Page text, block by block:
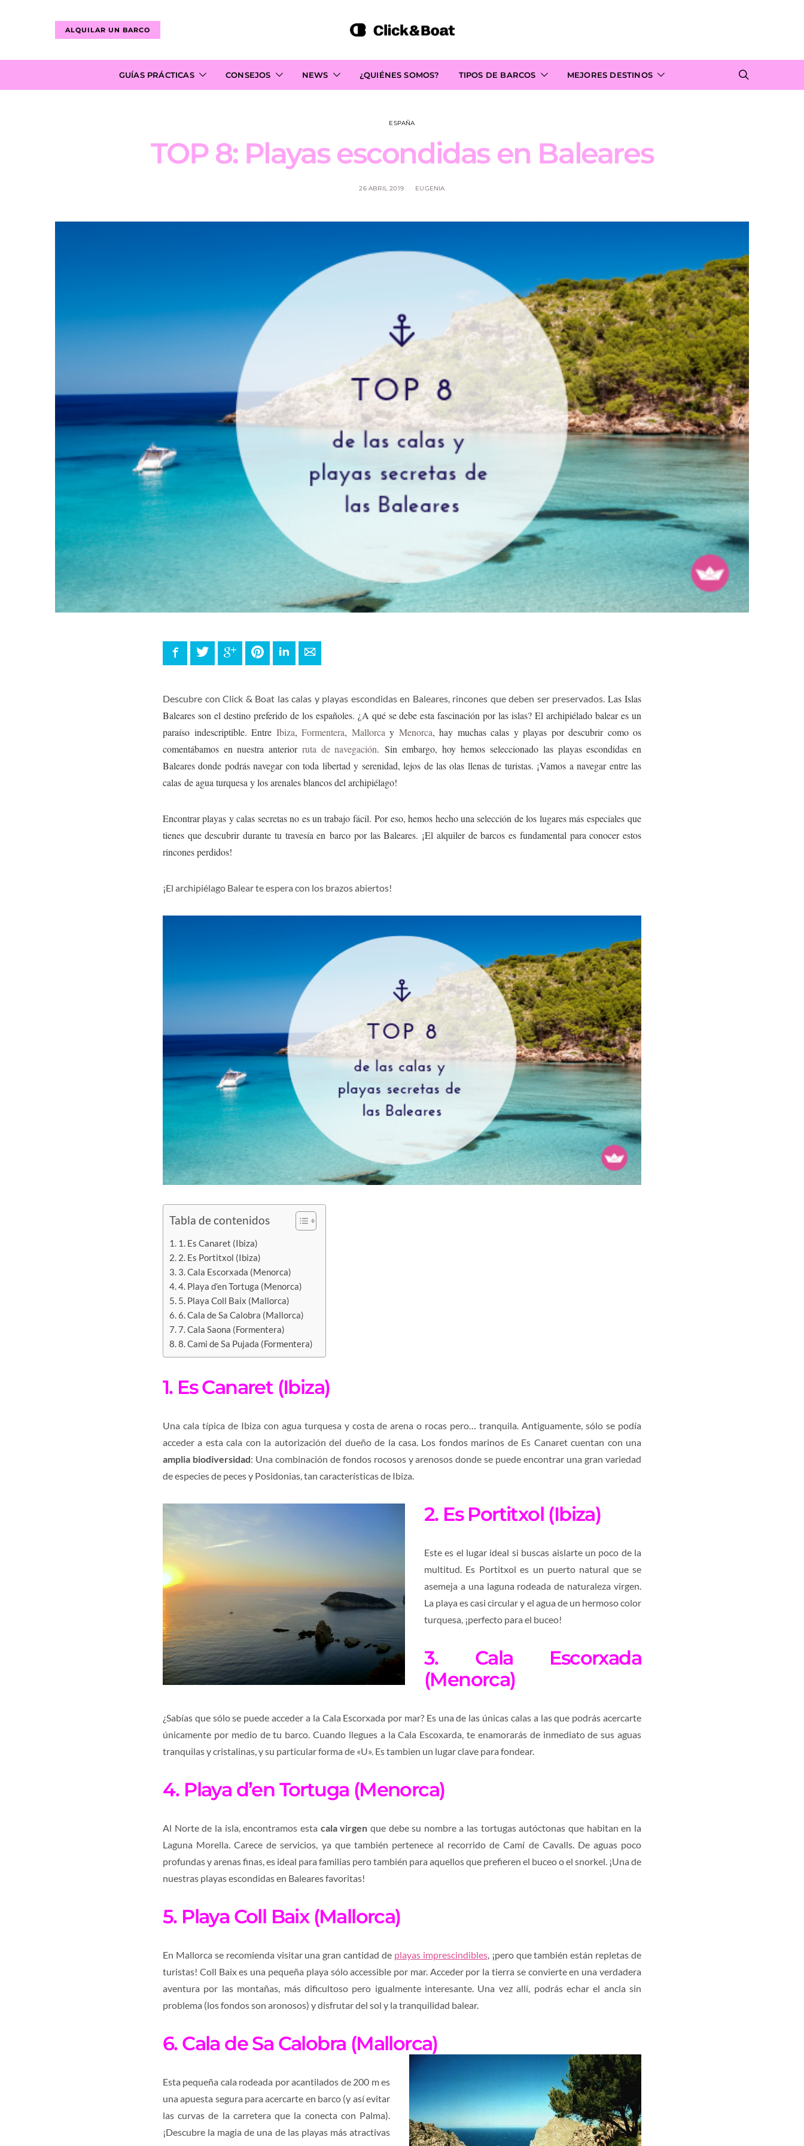
ALQUILAR UN BARCO
GUÍAS PRÁCTICAS CONSEJOS NEWS ¿QUIÉNES SOMOS? TIPOS DE BARCOS MEJORES DESTINOS
ESPAÑA
TOP 8: Playas escondidas en Baleares
26 ABRIL 2019 EUGENIA
FacebookTwitter Google+ PinterestLinkedInE-mail
Descubre con Click & Boat las calas y playas escondidas en Baleares, rincones que deben ser preservados. Las Islas
Baleares son el destino preferido de los españoles. ¿A qué se debe esta fascinación por las islas? El archipiélado balear es un
paraíso indescriptible. Entre Ibiza, Formentera, Mallorca y Menorca, hay muchas calas y playas por descubrir como os
comentábamos en nuestra anterior ruta de navegación. Sin embargo, hoy hemos seleccionado las playas escondidas en
Baleares donde podrás navegar con toda libertad y serenidad, lejos de las olas llenas de turistas. ¡Vamos a navegar entre las
calas de agua turquesa y los arenales blancos del archipiélago!
Encontrar playas y calas secretas no es un trabajo fácil. Por eso, hemos hecho una selección de los lugares más especiales que
tienes que descubrir durante tu travesía en barco por las Baleares. ¡El alquiler de barcos es fundamental para conocer estos
rincones perdidos!
¡El archipiélago Balear te espera con los brazos abiertos!
Tabla de contenidos
1. Es Canaret (Ibiza)
2. Es Portitxol (Ibiza)
3. Cala Escorxada (Menorca)
4. Playa d’en Tortuga (Menorca)
5. Playa Coll Baix (Mallorca)
6. Cala de Sa Calobra (Mallorca)
7. Cala Saona (Formentera)
8. Cami de Sa Pujada (Formentera)
1. Es Canaret (Ibiza)
Una cala típica de Ibiza con agua turquesa y costa de arena o rocas pero… tranquila. Antiguamente, sólo se podía
acceder a esta cala con la autorización del dueño de la casa. Los fondos marinos de Es Canaret cuentan con una
amplia biodiversidad: Una combinación de fondos rocosos y arenosos donde se puede encontrar una gran variedad
de especies de peces y Posidonias, tan características de Ibiza.
2. Es Portitxol (Ibiza)
Este es el lugar ideal si buscas aislarte un poco de la
multitud. Es Portitxol es un puerto natural que se
asemeja a una laguna rodeada de naturaleza virgen.
La playa es casi circular y el agua de un hermoso color
turquesa, ¡perfecto para el buceo!
3. Cala Escorxada
(Menorca)
¿Sabías que sólo se puede acceder a la Cala Escorxada por mar? Es una de las únicas calas a las que podrás acercarte
únicamente por medio de tu barco. Cuando llegues a la Cala Escoxarda, te enamorarás de inmediato de sus aguas
tranquilas y cristalinas, y su particular forma de «U». Es tambien un lugar clave para fondear.
4. Playa d’en Tortuga (Menorca)
Al Norte de la isla, encontramos esta cala virgen que debe su nombre a las tortugas autóctonas que habitan en la
Laguna Morella. Carece de servicios, ya que también pertenece al recorrido de Camí de Cavalls. De aguas poco
profundas y arenas finas, es ideal para familias pero también para aquellos que prefieren el buceo o el snorkel. ¡Una de
nuestras playas escondidas en Baleares favoritas!
5. Playa Coll Baix (Mallorca)
En Mallorca se recomienda visitar una gran cantidad de playas imprescindibles, ¡pero que también están repletas de
turistas! Coll Baix es una pequeña playa sólo accessible por mar. Acceder por la tierra se convierte en una verdadera
aventura por las montañas, más dificultoso pero igualmente interesante. Una vez allí, podrás echar el ancla sin
problema (los fondos son aronosos) y disfrutar del sol y la tranquilidad balear.
6. Cala de Sa Calobra (Mallorca)
Esta pequeña cala rodeada por acantilados de 200 m es
una apuesta segura para acercarte en barco (y así evitar
las curvas de la carretera que la conecta con Palma).
¡Descubre la magia de una de las playas más atractivas